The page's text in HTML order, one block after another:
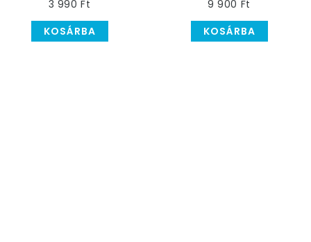
3 990 Ft
KOSÁRBA
9 900 Ft
KOSÁRBA